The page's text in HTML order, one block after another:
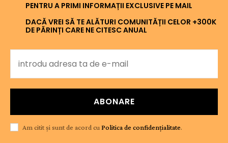
PENTRU A PRIMI INFORMAȚII EXCLUSIVE PE MAIL
DACĂ VREI SĂ TE ALĂTURI COMUNITĂȚII CELOR +300K
DE PĂRINȚI CARE NE CITESC ANUAL
ABONARE
Am citit și sunt de acord cu Politica de confidențialitate.